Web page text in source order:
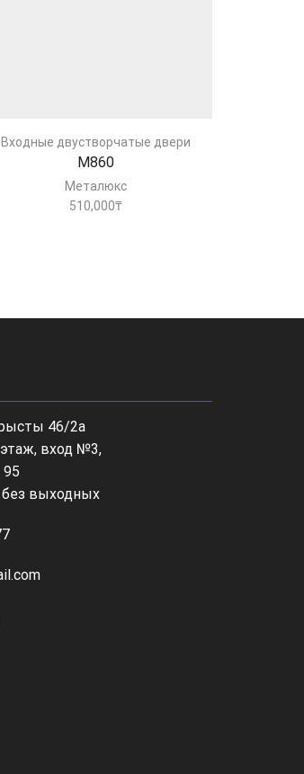
Входные двустворчатые двери
М860
Металюкс
510,000₸
46/2а
вход №3,
95
без выходных